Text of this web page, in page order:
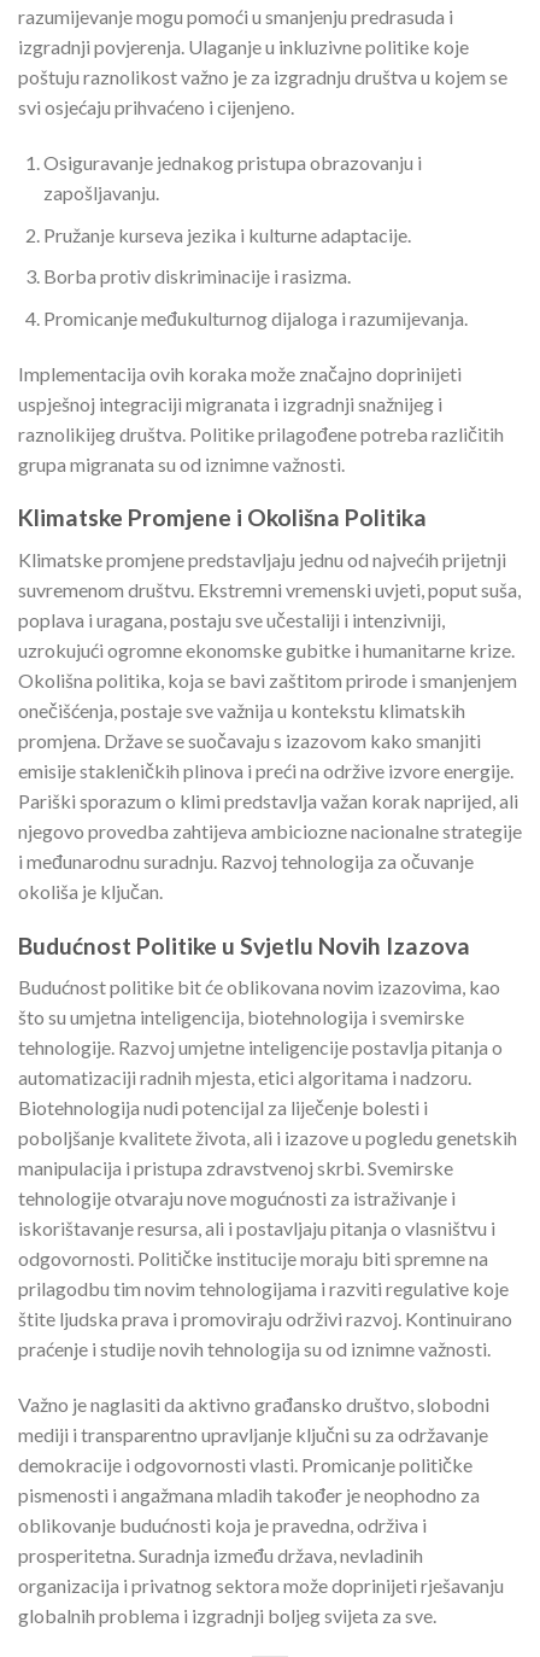
razumijevanje mogu pomoći u smanjenju predrasuda i
izgradnji povjerenja. Ulaganje u inkluzivne politike koje
poštuju raznolikost važno je za izgradnju društva u kojem se
svi osjećaju prihvaćeno i cijenjeno.
Osiguravanje jednakog pristupa obrazovanju i
zapošljavanju.
Pružanje kurseva jezika i kulturne adaptacije.
Borba protiv diskriminacije i rasizma.
Promicanje međukulturnog dijaloga i razumijevanja.
Implementacija ovih koraka može značajno doprinijeti
uspješnoj integraciji migranata i izgradnji snažnijeg i
raznolikijeg društva. Politike prilagođene potreba različitih
grupa migranata su od iznimne važnosti.
Klimatske Promjene i Okolišna Politika
Klimatske promjene predstavljaju jednu od najvećih prijetnji
suvremenom društvu. Ekstremni vremenski uvjeti, poput suša,
poplava i uragana, postaju sve učestaliji i intenzivniji,
uzrokujući ogromne ekonomske gubitke i humanitarne krize.
Okolišna politika, koja se bavi zaštitom prirode i smanjenjem
onečišćenja, postaje sve važnija u kontekstu klimatskih
promjena. Države se suočavaju s izazovom kako smanjiti
emisije stakleničkih plinova i preći na održive izvore energije.
Pariški sporazum o klimi predstavlja važan korak naprijed, ali
njegovo provedba zahtijeva ambiciozne nacionalne strategije
i međunarodnu suradnju. Razvoj tehnologija za očuvanje
okoliša je ključan.
Budućnost Politike u Svjetlu Novih Izazova
Budućnost politike bit će oblikovana novim izazovima, kao
što su umjetna inteligencija, biotehnologija i svemirske
tehnologije. Razvoj umjetne inteligencije postavlja pitanja o
automatizaciji radnih mjesta, etici algoritama i nadzoru.
Biotehnologija nudi potencijal za liječenje bolesti i
poboljšanje kvalitete života, ali i izazove u pogledu genetskih
manipulacija i pristupa zdravstvenoj skrbi. Svemirske
tehnologije otvaraju nove mogućnosti za istraživanje i
iskorištavanje resursa, ali i postavljaju pitanja o vlasništvu i
odgovornosti. Političke institucije moraju biti spremne na
prilagodbu tim novim tehnologijama i razviti regulative koje
štite ljudska prava i promoviraju održivi razvoj. Kontinuirano
praćenje i studije novih tehnologija su od iznimne važnosti.
Važno je naglasiti da aktivno građansko društvo, slobodni
mediji i transparentno upravljanje ključni su za održavanje
demokracije i odgovornosti vlasti. Promicanje političke
pismenosti i angažmana mladih također je neophodno za
oblikovanje budućnosti koja je pravedna, održiva i
prosperitetna. Suradnja između država, nevladinih
organizacija i privatnog sektora može doprinijeti rješavanju
globalnih problema i izgradnji boljeg svijeta za sve.